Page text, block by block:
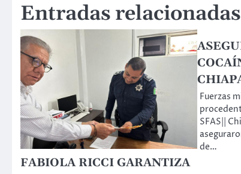
Entradas relacionadas
FABIOLA RICCI GARANTIZA
Fuerzas
SFAS||
de…